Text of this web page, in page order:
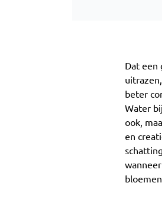
Dat een
beter
Water
ook,
en